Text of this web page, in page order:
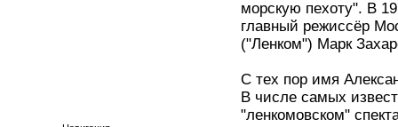
морскую пехоту". В
главный режиссёр
("Ленком") Марк
С тех пор имя
В числе самых
"ленкомовском"